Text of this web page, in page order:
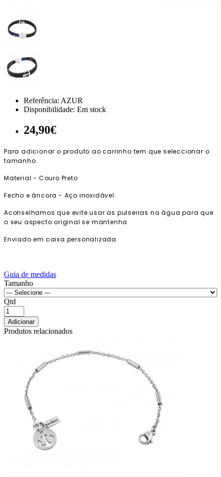
Referência: AZUR
Disponibilidade: Em stock
24,90€
Para adicionar o produto ao carrinho tem que seleccionar o
tamanho.
Material - Couro Preto
Fecho e âncora - Aço inoxidável.
Aconselhamos que evite usar as pulseiras na água para que
o seu aspecto original se mantenha
Enviado em caixa personalizada.
Guia de medidas
Tamanho
Qtd
Adicionar
Produtos relacionados